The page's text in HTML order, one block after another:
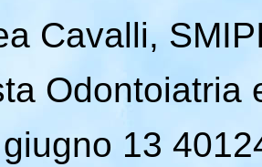
Cavalli,
Odontoiatria
13